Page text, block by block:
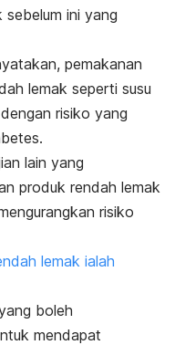
ini yang
pemakanan
lemak seperti susu
risiko yang
lain yang
produk rendah lemak
risiko
lemak ialah
boleh
mendapat